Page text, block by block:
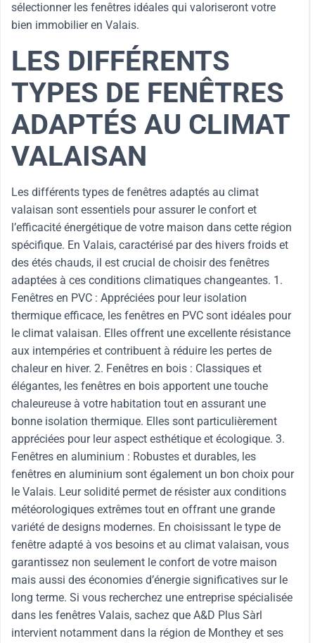
sélectionner les fenêtres idéales qui valoriseront votre
bien immobilier en Valais.
LES DIFFÉRENTS
TYPES DE FENÊTRES
ADAPTÉS AU CLIMAT
VALAISAN
Les différents types de fenêtres adaptés au climat
valaisan sont essentiels pour assurer le confort et
l’efficacité énergétique de votre maison dans cette région
spécifique. En Valais, caractérisé par des hivers froids et
des étés chauds, il est crucial de choisir des fenêtres
adaptées à ces conditions climatiques changeantes. 1.
Fenêtres en PVC : Appréciées pour leur isolation
thermique efficace, les fenêtres en PVC sont idéales pour
le climat valaisan. Elles offrent une excellente résistance
aux intempéries et contribuent à réduire les pertes de
chaleur en hiver. 2. Fenêtres en bois : Classiques et
élégantes, les fenêtres en bois apportent une touche
chaleureuse à votre habitation tout en assurant une
bonne isolation thermique. Elles sont particulièrement
appréciées pour leur aspect esthétique et écologique. 3.
Fenêtres en aluminium : Robustes et durables, les
fenêtres en aluminium sont également un bon choix pour
le Valais. Leur solidité permet de résister aux conditions
météorologiques extrêmes tout en offrant une grande
variété de designs modernes. En choisissant le type de
fenêtre adapté à vos besoins et au climat valaisan, vous
garantissez non seulement le confort de votre maison
mais aussi des économies d’énergie significatives sur le
long terme. Si vous recherchez une entreprise spécialisée
dans les fenêtres Valais, sachez que A&D Plus Sàrl
intervient notamment dans la région de Monthey et ses